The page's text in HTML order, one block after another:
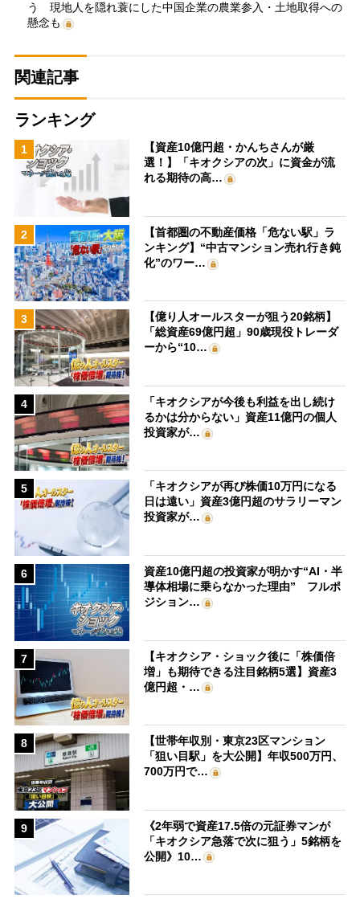
う 現地人を隠れ蓑にした中国企業の農業参入・土地取得への
懸念も
関連記事
ランキング
1
【資産10億円超・かんちさんが厳
選！】「キオクシアの次」に資金が流
れる期待の高…
2
【首都圏の不動産価格「危ない駅」ラ
ンキング】“中古マンション売れ行き鈍
化”のワー…
3
【億り人オールスターが狙う20銘柄】
「総資産69億円超」90歳現役トレーダ
ーから“10…
4
「キオクシアが今後も利益を出し続け
るかは分からない」資産11億円の個人
投資家が…
5
「キオクシアが再び株価10万円になる
日は遠い」資産3億円超のサラリーマン
投資家が…
6
資産10億円超の投資家が明かす“AI・半
導体相場に乗らなかった理由” フルポ
ジション…
7
【キオクシア・ショック後に「株価倍
増」も期待できる注目銘柄5選】資産3
億円超・…
8
【世帯年収別・東京23区マンション
「狙い目駅」を大公開】年収500万円、
700万円で…
9
《2年弱で資産17.5倍の元証券マンが
「キオクシア急落で次に狙う」5銘柄を
公開》10…